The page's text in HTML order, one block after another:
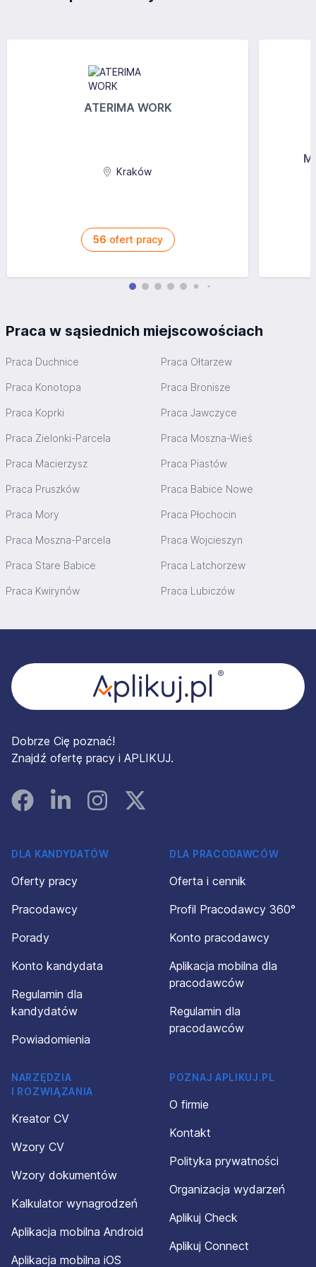
ATERIMA WORK
Kraków
56 ofert pracy
Praca w sąsiednich miejscowościach
Praca Duchnice Praca Ołtarzew
Praca Konotopa Praca Bronisze
Praca Koprki Praca Jawczyce
Praca Zielonki-Parcela Praca Moszna-Wieś
Praca Macierzysz Praca Piastów
Praca Pruszków Praca Babice Nowe
Praca Mory Praca Płochocin
Praca Moszna-Parcela Praca Wojcieszyn
Praca Stare Babice Praca Latchorzew
Praca Kwirynów Praca Lubiczów
Dobrze Cię poznać!
Znajdź ofertę pracy i APLIKUJ.
FacebookLinked InInstagramInstagram
DLA KANDYDATÓW
Oferty pracy
Pracodawcy
Porady
Konto kandydata
Regulamin dla
kandydatów
Powiadomienia
DLA PRACODAWCÓW
Oferta i cennik
Profil Pracodawcy 360°
Konto pracodawcy
Aplikacja mobilna dla
pracodawców
Regulamin dla
pracodawców
NARZĘDZIA
I ROZWIĄZANIA
Kreator CV
Wzory CV
Wzory dokumentów
Kalkulator wynagrodzeń
Aplikacja mobilna Android
Aplikacja mobilna iOS
POZNAJ APLIKUJ.PL
O firmie
Kontakt
Polityka prywatności
Organizacja wydarzeń
Aplikuj Check
Aplikuj Connect